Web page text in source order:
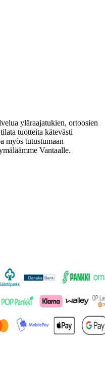
yläraajatukien, ortoosien
tuotteita kätevästi
myös tutustumaan
Vantaalle.